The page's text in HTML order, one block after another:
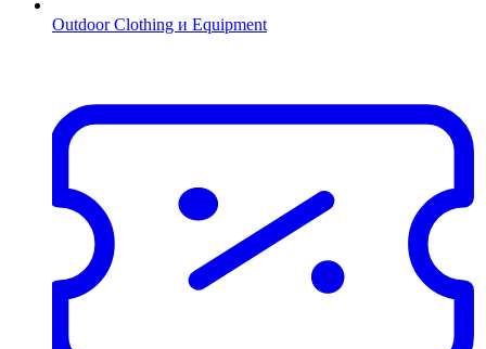
Outdoor Clothing и Equipment